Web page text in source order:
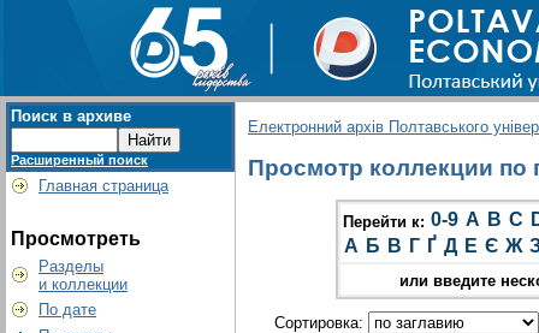
Поиск в архиве
Расширенный поиск
Главная страница
Просмотреть
Разделы
и коллекции
По дате
Електронний архів Полтавського
Просмотр коллекции по
Перейти к: 0-9 A B C
А Б В Г Ґ Д Е Є Ж
или введите
Сортировка: